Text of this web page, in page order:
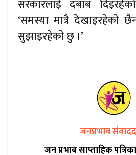
सरकारलाई दबाब
‘समस्या मात्रै देखाइरहेको
सुझाइरहेको छु ।’
जनप्रभाव
जन प्रभाब साप्ताहिक